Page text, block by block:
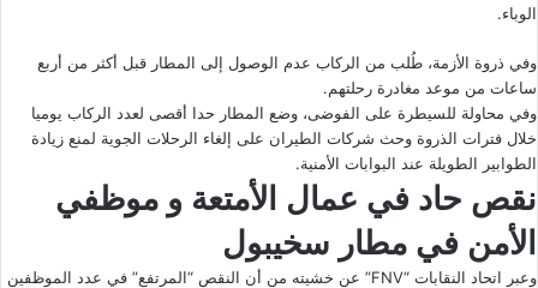
الوباء.
وفي ذروة الأزمة، طُلب من الركاب عدم الوصول إلى المطار قبل أكثر من أربع
ساعات من موعد مغادرة رحلتهم.
وفي محاولة للسيطرة على الفوضى، وضع المطار حدا أقصى لعدد الركاب يوميا
خلال فترات الذروة وحث شركات الطيران على إلغاء الرحلات الجوية لمنع زيادة
الطوابير الطويلة عند البوابات الأمنية.
نقص حاد في عمال الأمتعة و موظفي
الأمن في مطار سخيبول
وعبر اتحاد النقابات “FNV” عن خشيته من أن النقص “المرتفع” في عدد الموظفين